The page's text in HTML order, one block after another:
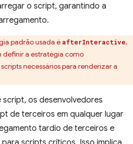
o script, garantindo a
padrão usada é afterInteractive,
definir a estratégia como
necessários para renderizar a
os desenvolvedores
de terceiros em qualquer lugar
tardio de terceiros e